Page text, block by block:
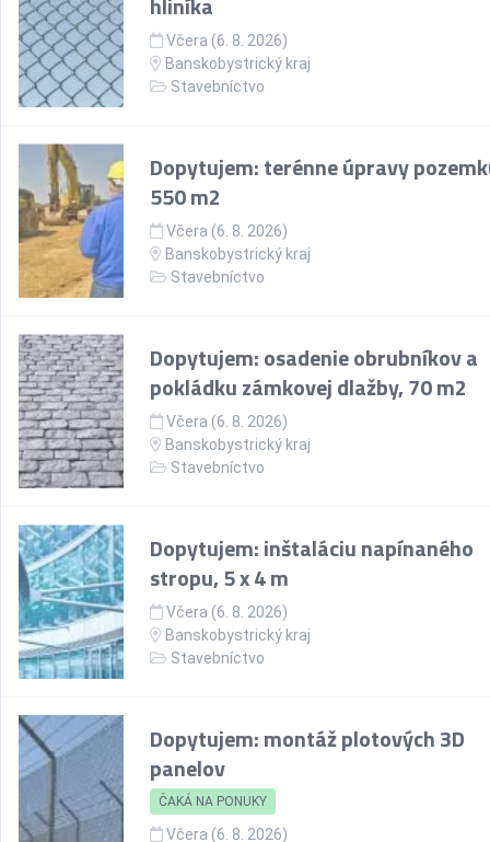
Včera (6. 8. 2026)
Banskobystrický kraj
Stavebníctvo
Dopytujem: terénne úpravy
550 m2
Včera (6. 8. 2026)
Banskobystrický kraj
Stavebníctvo
Dopytujem: osadenie obrubníkov a
pokládku zámkovej dlažby, 70 m2
Včera (6. 8. 2026)
Banskobystrický kraj
Stavebníctvo
Dopytujem: inštaláciu napínaného
stropu, 5 x 4 m
Včera (6. 8. 2026)
Banskobystrický kraj
Stavebníctvo
Dopytujem: montáž plotových 3D
panelov
ČAKÁ NA PONUKY
Včera (6. 8. 2026)